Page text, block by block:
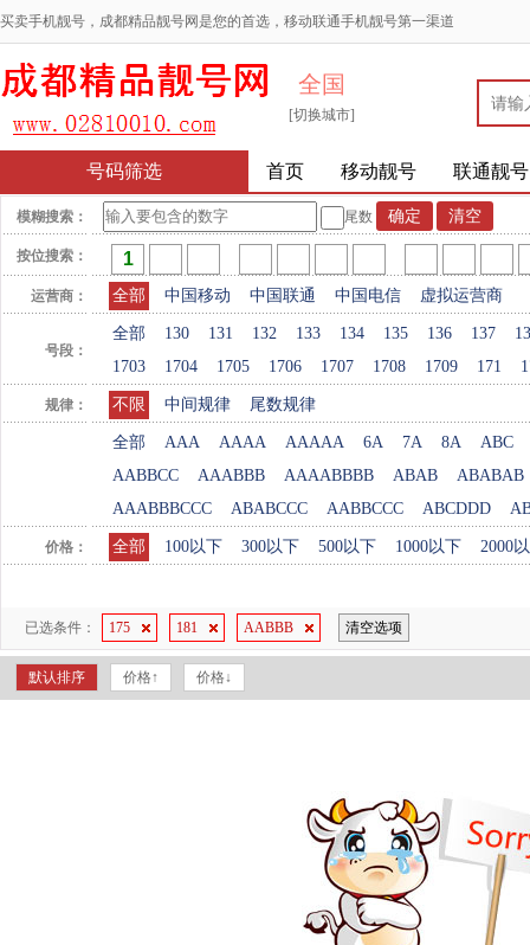
买卖手机靓号，成都精品靓号网是您的首选，移动联通手机靓号第一渠道
全国
[切换城市]
号码筛选 首页 移动靓号 联通靓号
模糊搜索： 尾数
按位搜索：
运营商： 全部 中国移动 中国联通 中国电信 虚拟运营商
号段：
全部 130 131 132 133 134 135 136 137
1703
1704 1705 1706 1707 1708 1709 171
规律： 不限 中间规律 尾数规律
全部 AAA AAAA AAAAA 6A 7A 8A
ABC
AABBCC
AAABBB AAAABBBB ABAB
ABABAB
AAABBBCCC
ABABCCC AABBCCC ABCDDD
价格： 全部 100以下 300以下 500以下 1000以下 2000
已选条件： 175 181 AABBB 清空选项
默认排序 价格↑ 价格↓